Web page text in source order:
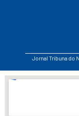
Jornal Tribuna do